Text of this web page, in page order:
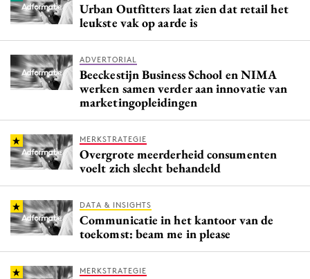
Urban Outfitters laat zien dat retail het
leukste vak op aarde is
ADVERTORIAL
Beeckestijn Business School en NIMA
werken samen verder aan innovatie van
marketingopleidingen
MERKSTRATEGIE
Overgrote meerderheid consumenten
voelt zich slecht behandeld
DATA & INSIGHTS
Communicatie in het kantoor van de
toekomst: beam me in please
MERKSTRATEGIE